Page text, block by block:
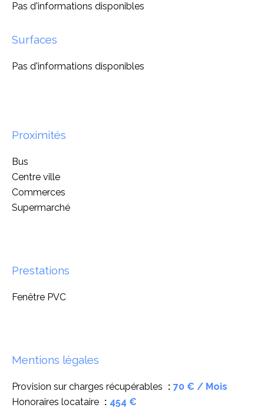
Pas d'informations disponibles
Surfaces
Pas d'informations disponibles
Proximités
Bus
Centre ville
Commerces
Supermarché
Prestations
Fenêtre PVC
Mentions légales
Provision sur charges récupérables
70 € / Mois
Honoraires locataire
454 €